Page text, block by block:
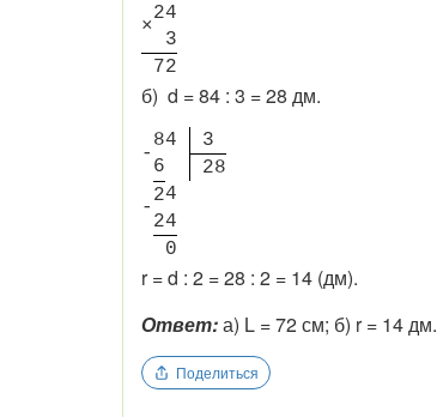
×
24
3
72
б) d = 84 : 3 = 28 дм.
-
84
3
6
28
-
24
24
0
r = d : 2 = 28 : 2 = 14 (дм).
Ответ:а) L = 72 см; б) r = 14 дм.
Поделиться